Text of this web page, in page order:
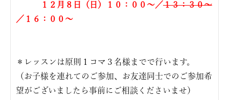
１２月８日（日）１０：００〜／１３：３０〜
／１６：００〜
＊レッスンは原則１コマ３名様までで行います。
（お子様を連れてのご参加、お友達同士でのご参加希
望がございましたら事前にご相談くださいませ）